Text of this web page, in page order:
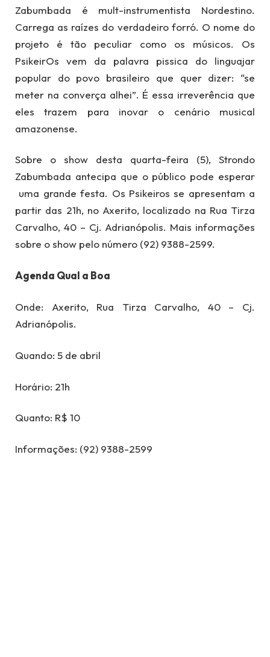
Zabumbada é mult-instrumentista Nordestino.
Carrega as raízes do verdadeiro forró. O nome do
projeto é tão peculiar como os músicos. Os
PsikeirOs vem da palavra pissica do linguajar
popular do povo brasileiro que quer dizer: “se
meter na converça alhei”. É essa irreverência que
eles trazem para inovar o cenário musical
amazonense.
Sobre o show desta quarta-feira (5), Strondo
Zabumbada antecipa que o público pode esperar
uma grande festa. Os Psikeiros se apresentam a
partir das 21h, no Axerito, localizado na Rua Tirza
Carvalho, 40 – Cj. Adrianópolis. Mais informações
sobre o show pelo número (92) 9388-2599.
Agenda Qual a Boa
Onde: Axerito, Rua Tirza Carvalho, 40 – Cj.
Adrianópolis.
Quando: 5 de abril
Horário: 21h
Quanto: R$ 10
Informações: (92) 9388-2599